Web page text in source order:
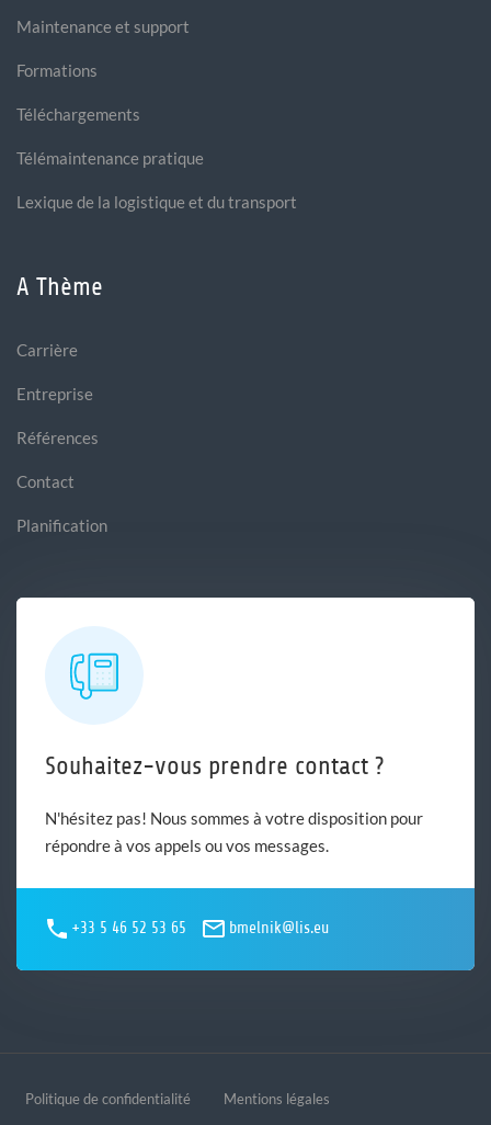
Maintenance et support
Formations
Téléchargements
Télémaintenance pratique
Lexique de la logistique et du transport
A Thème
Carrière
Entreprise
Références
Contact
Planification
Souhaitez-vous prendre contact ?
N'hésitez pas! Nous sommes à votre disposition pour
répondre à vos appels ou vos messages.
+33 5 46 52 53 65 bmelnik@lis.eu
Politique de confidentialité Mentions légales